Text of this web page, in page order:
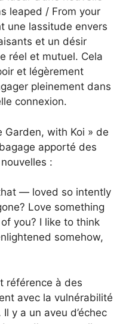
leaped / From your
une lassitude envers
et un désir
réel et mutuel. Cela
et légèrement
pleinement dans
connexion.
Garden, with Koi » de
apporté des
:
— loved so intently
Love something
you? I like to think
somehow,
référence à des
avec la vulnérabilité
y a un aveu d’échec